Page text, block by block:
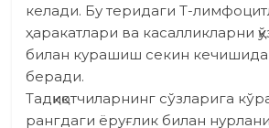
келади. Бу теридаги Т-
ҳаракатлари ва касалликларни
билан курашиш секин
беради.
Тадқиқотчиларнинг сўзларига
рангдаги ёруғлик билан